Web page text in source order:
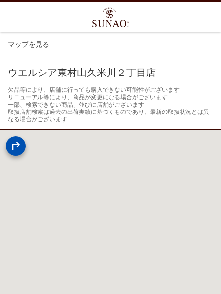
マップを見る
ウエルシア東村山久米川２丁目店
欠品等により、店舗に行っても購入できない可能性がございます
リニューアル等により、商品が変更になる場合がございます
一部、検索できない商品、並びに店舗がございます
取扱店舗検索は過去の出荷実績に基づくものであり、最新の取扱状況とは異
なる場合がございます